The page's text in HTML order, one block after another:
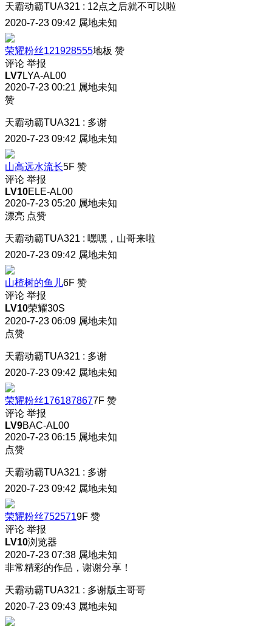
天霸动霸TUA321 : 12点之后就不可以啦
2020-7-23 09:42 属地未知
荣耀粉丝121928555地板 赞
评论 举报
LV7LYA-AL00
2020-7-23 00:21 属地未知
赞
天霸动霸TUA321 : 多谢
2020-7-23 09:42 属地未知
山高远水流长5F 赞
评论 举报
LV10ELE-AL00
2020-7-23 05:20 属地未知
漂亮 点赞
天霸动霸TUA321 : 嘿嘿，山哥来啦
2020-7-23 09:42 属地未知
山楂树的鱼儿6F 赞
评论 举报
LV10荣耀30S
2020-7-23 06:09 属地未知
点赞
天霸动霸TUA321 : 多谢
2020-7-23 09:42 属地未知
荣耀粉丝1761878677F 赞
评论 举报
LV9BAC-AL00
2020-7-23 06:15 属地未知
点赞
天霸动霸TUA321 : 多谢
2020-7-23 09:42 属地未知
荣耀粉丝7525719F 赞
评论 举报
LV10浏览器
2020-7-23 07:38 属地未知
非常精彩的作品，谢谢分享！
天霸动霸TUA321 : 多谢版主哥哥
2020-7-23 09:43 属地未知